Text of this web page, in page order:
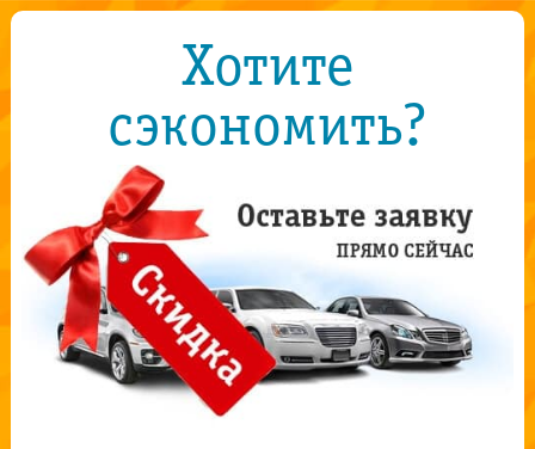
Хотите
сэкономить?